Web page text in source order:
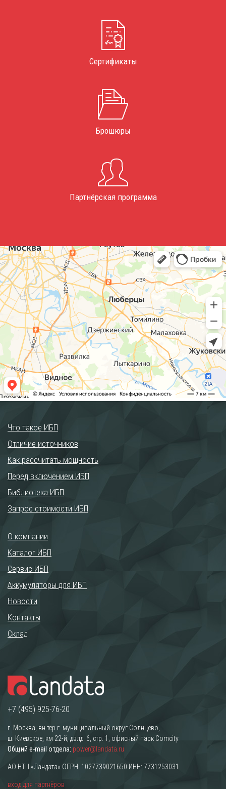
Сертификаты
Брошюры
Партнёрская программа
Что такое ИБП
Отличие источников
Как рассчитать мощность
Перед включением ИБП
Библиотека ИБП
Запрос стоимости ИБП
О компании
Каталог ИБП
Сервис ИБП
Аккумуляторы для ИБП
Новости
Контакты
Склад
+7 (495) 925-76-20
г. Москва, вн.тер.г. муниципальный округ Солнцево,
ш. Киевское, км 22-й, двлд. 6, стр. 1, офисный парк Comcity
Общий e-mail отдела: power@landata.ru
АО НТЦ «Ландата» ОГРН: 1027739021650 ИНН: 7731253031
вход для партнёров